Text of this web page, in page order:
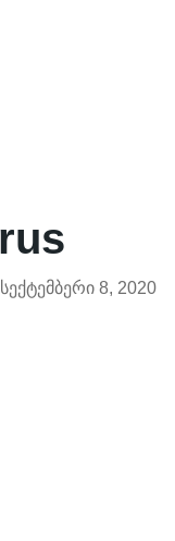
სექტემბერი 8, 2020